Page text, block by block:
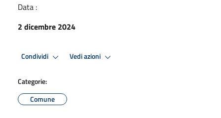
Data :
2 dicembre 2024
Condividi Vedi azioni
Categorie:
Comune